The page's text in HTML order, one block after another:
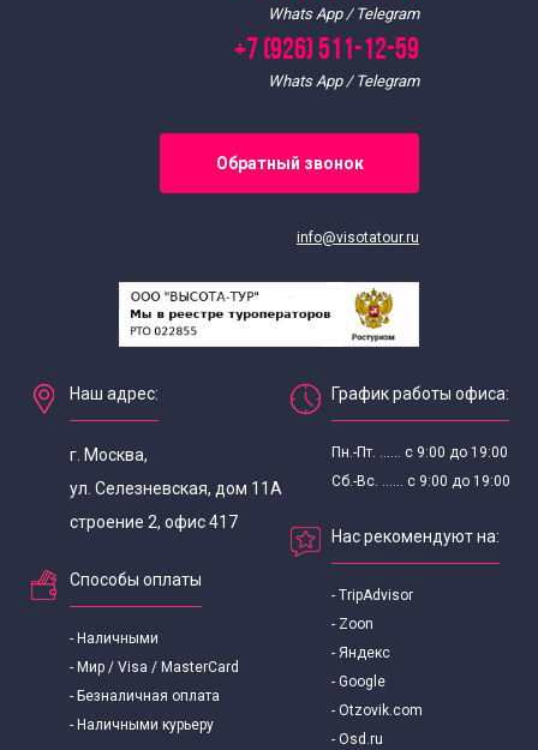
Whats App / Telegram
+7 (926) 511-12-59
Whats App / Telegram
Обратный звонок
info@visotatour.ru
Наш адрес:
г. Москва,
ул. Селезневская, дом 11А
строение 2, офис 417
Способы оплаты
- Наличными
- Мир / Visa / MasterCard
- Безналичная оплата
- Наличными курьеру
График работы офиса:
Пн.-Пт. ...... с 9:00 до 19:00
Сб.-Вс. ...... с 9:00 до 19:00
Нас рекомендуют на:
- TripAdvisor
- Zoon
- Яндекс
- Google
- Otzovik.com
- Osd.ru